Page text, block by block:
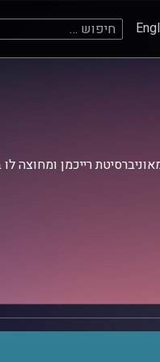
חיפוש:
רייכמן ומחוצה לו